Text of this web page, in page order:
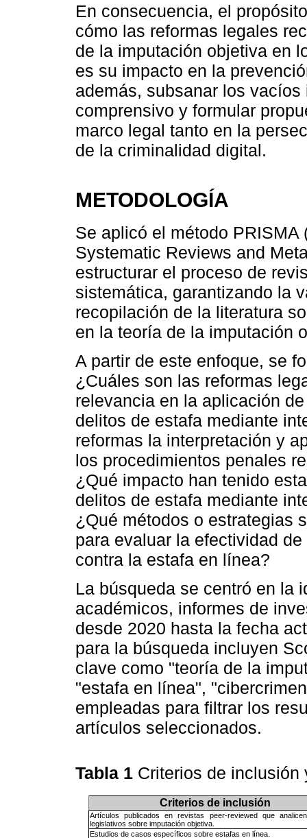
En consecuencia, el
cómo las reformas legales
de la imputación objetiva en
es su impacto en la
además, subsanar los
comprensivo y formular
marco legal tanto en la
de la criminalidad digital.
METODOLOGÍA
Se aplicó el método PRISMA
Systematic Reviews and
estructurar el proceso de
sistemática, garantizando la
recopilación de la literatura
en la teoría de la imputación
A partir de este enfoque, se
¿Cuáles son las reformas
relevancia en la aplicación
delitos de estafa mediante
reformas la interpretación y
los procedimientos penales
¿Qué impacto han tenido
delitos de estafa mediante
¿Qué métodos o estrategias
para evaluar la efectividad
contra la estafa en línea?
La búsqueda se centró en la
académicos, informes de
desde 2020 hasta la fecha
para la búsqueda incluyen
clave como "teoría de la
"estafa en línea",
empleadas para filtrar los
artículos seleccionados.
Tabla 1 Criterios de
Criterios de inclusión
Artículos publicados en revistas peer-reviewed que
legislativos sobre imputación objetiva.
Estudios de casos específicos sobre estafas en línea.